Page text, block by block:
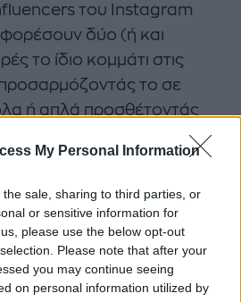
My Personal Information
sale, sharing to third parties, or
or sensitive information for
please use the below opt-out
Please note that after your
you may continue seeing
on personal information utilized by
του Instagram
δύο (ή και
το ίδιο κομμάτι στις
το σε
ή απλά προσθέτοντάς
Το αποτέλεσμα δεν τις
και σίγουρα τις κάνει
Την επόμενη φορά,
πως «αυτό το έχω
αυτό το άρθρο και δες το
ματιά…